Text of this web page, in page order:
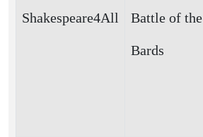
Shakespeare4All Battle of the
Bards